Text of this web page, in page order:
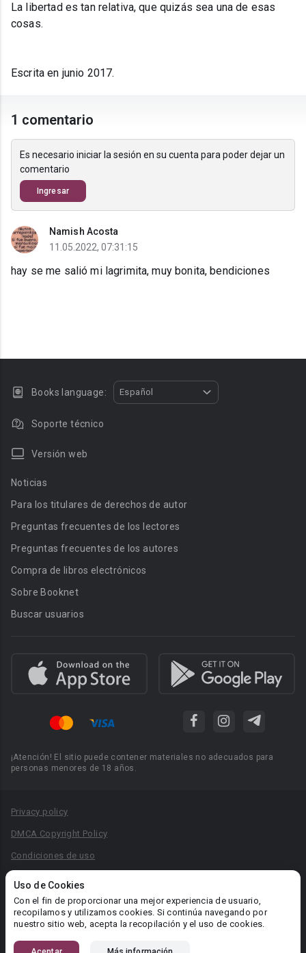
La libertad es tan relativa, que quizás sea una de esas
cosas.
Escrita en junio 2017.
1 comentario
Es necesario iniciar la sesión en su cuenta para poder dejar un
comentario
Ingresar
Namish Acosta
11.05.2022, 07:31:15
hay se me salió mi lagrimita, muy bonita, bendiciones
Uso de Cookies
Con el fin de proporcionar una mejor experiencia de usuario,
recopilamos y utilizamos cookies. Si continúa navegando por
nuestro sitio web, acepta la recopilación y el uso de cookies.
Books language: Español
Soporte técnico
Versión web
Noticias
Para los titulares de derechos de autor
Preguntas frecuentes de los lectores
Preguntas frecuentes de los autores
Compra de libros electrónicos
Sobre Booknet
Buscar usuarios
¡Atención! El sitio puede contener materiales no adecuados para
personas menores de 18 años.
Privacy policy
DMCA Copyright Policy
Condiciones de uso
Reglas para la publicación de libros
Área RR.PP.: pr@booknet.com